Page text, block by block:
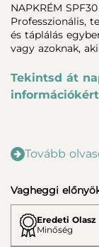
NAPKRÉM
Professzionális,
és táplálás
vagy azoknak,
Tekintsd át
Tovább
Vagheggi
Eredeti Olasz
Minőség